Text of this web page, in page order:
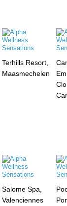
Terhills Resort,
Maasmechelen
Salome Spa,
Valenciennes